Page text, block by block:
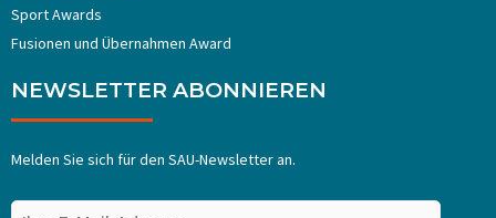
Sport Awards
Fusionen und Übernahmen Award
NEWSLETTER ABONNIEREN
Melden Sie sich für den SAU-Newsletter an.